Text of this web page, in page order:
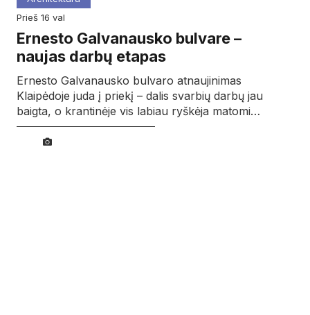
prieš 16 val
Ernesto Galvanausko bulvare –
naujas darbų etapas
Ernesto Galvanausko bulvaro atnaujinimas
Klaipėdoje juda į priekį – dalis svarbių darbų jau
baigta, o krantinėje vis labiau ryškėja matomi…